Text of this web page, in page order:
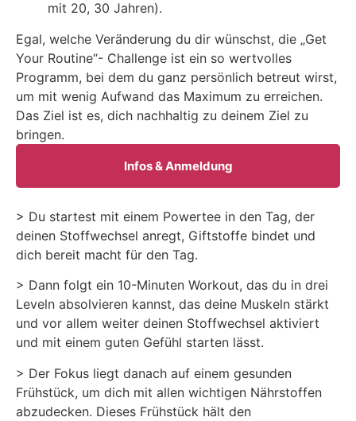
mit 20, 30 Jahren).
Egal, welche Veränderung du dir wünschst, die „Get
Your Routine“- Challenge ist ein so wertvolles
Programm, bei dem du ganz persönlich betreut wirst,
um mit wenig Aufwand das Maximum zu erreichen.
Das Ziel ist es, dich nachhaltig zu deinem Ziel zu
bringen.
Infos & Anmeldung
> Du startest mit einem Powertee in den Tag, der
deinen Stoffwechsel anregt, Giftstoffe bindet und
dich bereit macht für den Tag.
> Dann folgt ein 10-Minuten Workout, das du in drei
Leveln absolvieren kannst, das deine Muskeln stärkt
und vor allem weiter deinen Stoffwechsel aktiviert
und mit einem guten Gefühl starten lässt.
> Der Fokus liegt danach auf einem gesunden
Frühstück, um dich mit allen wichtigen Nährstoffen
abzudecken. Dieses Frühstück hält den